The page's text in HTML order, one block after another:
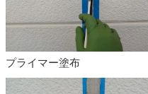
プライマー塗布